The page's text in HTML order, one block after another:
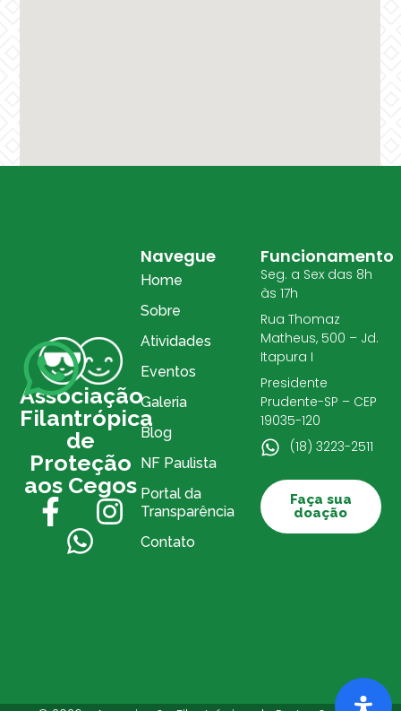
Associação
Filantrópica
de
Proteção
aos Cegos
Navegue
Home
Sobre
Atividades
Eventos
Galeria
Blog
NF Paulista
Portal da
Transparência
Contato
Funcionamento
Seg. a Sex das 8h
às 17h
Rua Thomaz
Matheus, 500 – Jd.
Itapura I
Presidente
Prudente-SP – CEP
19035-120
(18) 3223-2511
Faça sua
doação